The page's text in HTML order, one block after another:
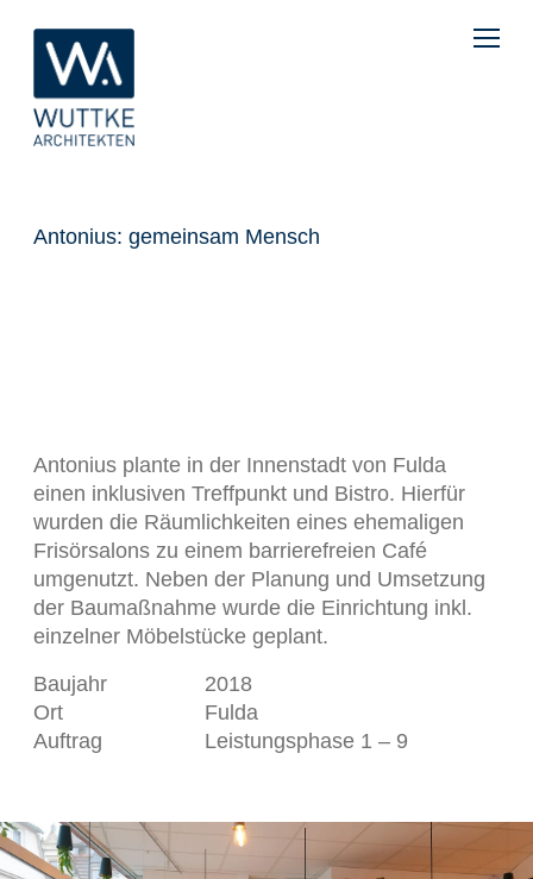
Antonius: gemeinsam Mensch
Antonius plante in der Innenstadt von Fulda
einen inklusiven Treffpunkt und Bistro. Hierfür
wurden die Räumlichkeiten eines ehemaligen
Frisörsalons zu einem barrierefreien Café
umgenutzt. Neben der Planung und Umsetzung
der Baumaßnahme wurde die Einrichtung inkl.
einzelner Möbelstücke geplant.
Baujahr
2018
Ort
Fulda
Auftrag
Leistungsphase 1 – 9